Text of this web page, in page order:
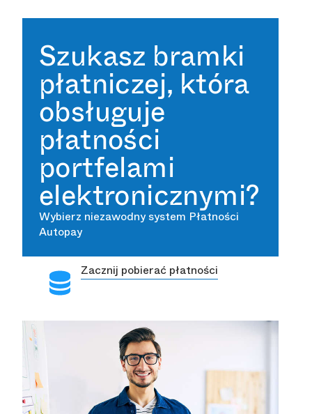
Szukasz bramki
płatniczej, która
obsługuje
płatności
portfelami
elektronicznymi?
Wybierz niezawodny system Płatności
Autopay
Zacznij pobierać płatności